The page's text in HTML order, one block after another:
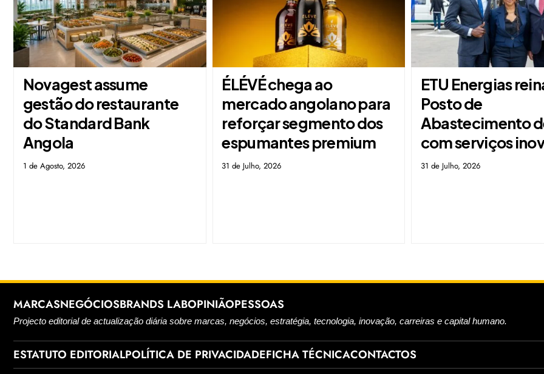
Novagest assume
gestão do restaurante
do Standard Bank
Angola
1 de Agosto, 2026
ÉLÉVÉ chega ao
mercado angolano para
reforçar segmento dos
espumantes premium
31 de Julho, 2026
ETU Energias
Posto de
Abastecimento
com serviços
31 de Julho, 2026
MARCASNEGÓCIOSBRANDS LABOPINIÃOPESSOAS
Projecto editorial de actualização diária sobre marcas, negócios, estratégia, tecnologia, inovação, carreiras e capital humano.
ESTATUTO EDITORIALPOLÍTICA DE PRIVACIDADEFICHA TÉCNICACONTACTOS